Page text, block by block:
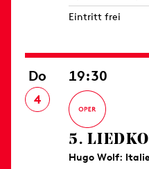
Eintritt frei
Do
4
19:30
5.
Hugo Wolf: